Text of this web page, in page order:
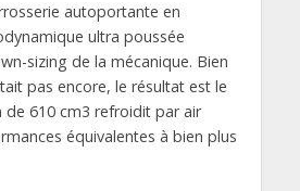
autoportante en
ultra poussée
sizing de la mécanique. Bien
pas encore, le résultat est le
610 cm3 refroidit par air
équivalentes à bien plus